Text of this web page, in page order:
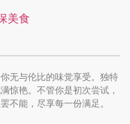
无与伦比的味觉享受。独特
惊艳。不管你是初次尝试，
不能，尽享每一份满足。